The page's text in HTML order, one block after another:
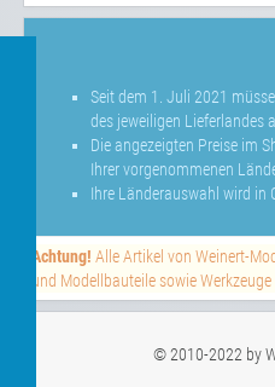
Seit dem 1. Juli 2021
des jeweiligen Lieferlandes
Die angezeigten Preise im
Ihrer vorgenommenen
Ihre Länderauswahl wird in
Achtung! Alle Artikel von Weinert-
und Modellbauteile sowie
© 2010-2022 by